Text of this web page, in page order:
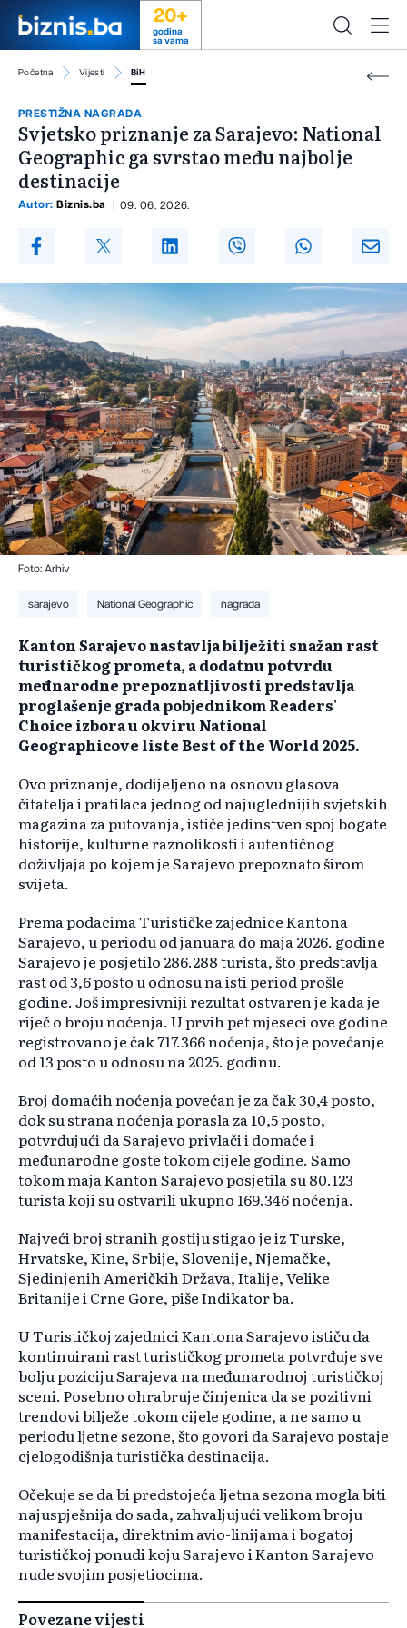
20+
godina
sa vama
Početna Vijesti BiH
PRESTIŽNA NAGRADA
Svjetsko priznanje za Sarajevo: National
Geographic ga svrstao među najbolje
destinacije
Autor: Biznis.ba 09. 06. 2026.
Foto: Arhiv
sarajevo National Geographic nagrada
Kanton Sarajevo nastavlja bilježiti snažan rast
turističkog prometa, a dodatnu potvrdu
međunarodne prepoznatljivosti predstavlja
proglašenje grada pobjednikom Readers'
Choice izbora u okviru National
Geographicove liste Best of the World 2025.
Ovo priznanje, dodijeljeno na osnovu glasova
čitatelja i pratilaca jednog od najuglednijih svjetskih
magazina za putovanja, ističe jedinstven spoj bogate
historije, kulturne raznolikosti i autentičnog
doživljaja po kojem je Sarajevo prepoznato širom
svijeta.
Prema podacima Turističke zajednice Kantona
Sarajevo, u periodu od januara do maja 2026. godine
Sarajevo je posjetilo 286.288 turista, što predstavlja
rast od 3,6 posto u odnosu na isti period prošle
godine. Još impresivniji rezultat ostvaren je kada je
riječ o broju noćenja. U prvih pet mjeseci ove godine
registrovano je čak 717.366 noćenja, što je povećanje
od 13 posto u odnosu na 2025. godinu.
Broj domaćih noćenja povećan je za čak 30,4 posto,
dok su strana noćenja porasla za 10,5 posto,
potvrđujući da Sarajevo privlači i domaće i
međunarodne goste tokom cijele godine. Samo
tokom maja Kanton Sarajevo posjetila su 80.123
turista koji su ostvarili ukupno 169.346 noćenja.
Najveći broj stranih gostiju stigao je iz Turske,
Hrvatske, Kine, Srbije, Slovenije, Njemačke,
Sjedinjenih Američkih Država, Italije, Velike
Britanije i Crne Gore, piše Indikator ba.
U Turističkoj zajednici Kantona Sarajevo ističu da
kontinuirani rast turističkog prometa potvrđuje sve
bolju poziciju Sarajeva na međunarodnoj turističkoj
sceni. Posebno ohrabruje činjenica da se pozitivni
trendovi bilježe tokom cijele godine, a ne samo u
periodu ljetne sezone, što govori da Sarajevo postaje
cjelogodišnja turistička destinacija.
Očekuje se da bi predstojeća ljetna sezona mogla biti
najuspješnija do sada, zahvaljujući velikom broju
manifestacija, direktnim avio-linijama i bogatoj
turističkoj ponudi koju Sarajevo i Kanton Sarajevo
nude svojim posjetiocima.
Povezane vijesti